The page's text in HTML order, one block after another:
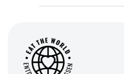
Universitätsstadt, dass
Auf derBamberg
Gärtnerstadt-Tour
Sie sind als Gruppe ein
erfahren Sie Kultur auf